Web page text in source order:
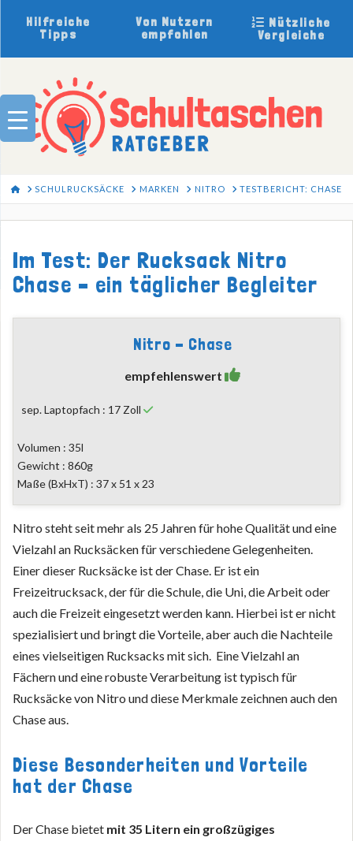
Hilfreiche
Tipps
Von Nutzern
empfohlen
Nützliche
Vergleiche
HOMESCHULRUCKSÄCKE MARKEN NITRO TESTBERICHT: CHASE
Im Test: Der Rucksack Nitro
Chase – ein täglicher Begleiter
Nitro - Chase
empfehlenswert
sep. Laptopfach : 17 Zoll
Volumen : 35l
Gewicht : 860g
Maße (BxHxT) : 37 x 51 x 23
Nitro steht seit mehr als 25 Jahren für hohe Qualität und eine
Vielzahl an Rucksäcken für verschiedene Gelegenheiten.
Einer dieser Rucksäcke ist der Chase. Er ist ein
Freizeitrucksack, der für die Schule, die Uni, die Arbeit oder
auch die Freizeit eingesetzt werden kann. Hierbei ist er nicht
spezialisiert und bringt die Vorteile, aber auch die Nachteile
eines vielseitigen Rucksacks mit sich. Eine Vielzahl an
Fächern und eine robuste Verarbeitung ist typisch für
Rucksäcke von Nitro und diese Merkmale zeichnen auch den
Chase aus.
Diese Besonderheiten und Vorteile
hat der Chase
Der Chase bietet mit 35 Litern ein großzügiges